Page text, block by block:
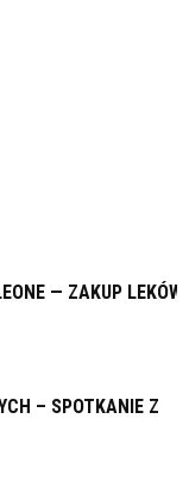
— ZAKUP LEKÓW
– SPOTKANIE Z